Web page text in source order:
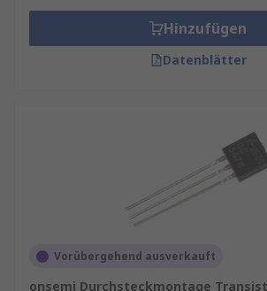
Hinzufügen
Datenblätter
Vorübergehend ausverkauft
onsemi Durchsteckmontage